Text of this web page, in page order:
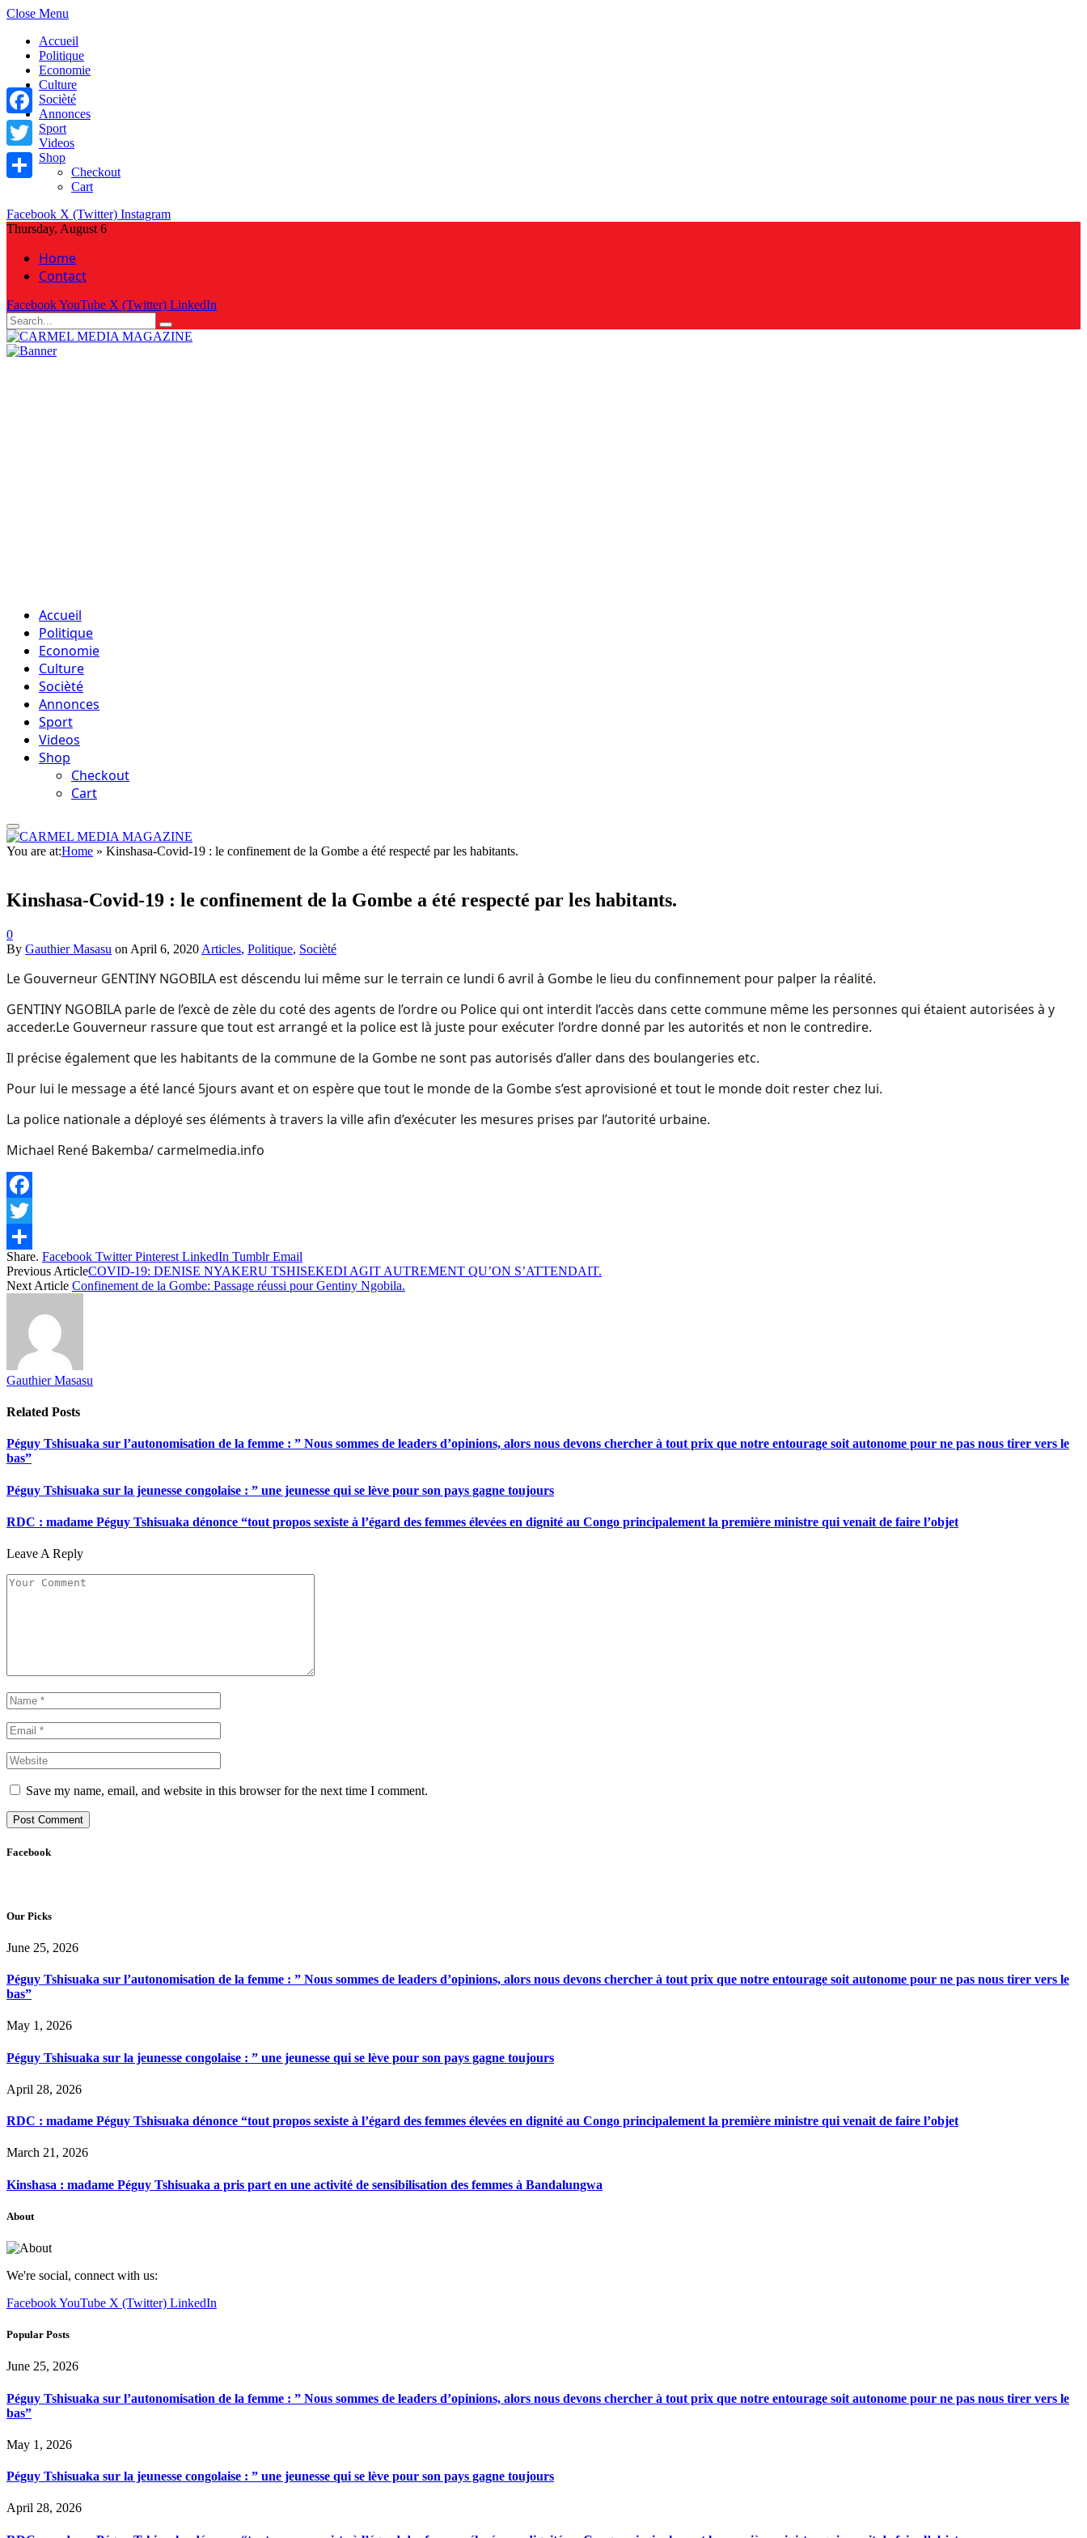
Close Menu
Accueil
Politique
Economie
Culture
Socièté
Annonces
Sport
Videos
Shop
Checkout
Cart
Facebook X (Twitter) Instagram
Thursday, August 6
Home
Contact
FacebookYouTube X (Twitter) LinkedIn
Accueil
Politique
Economie
Culture
Socièté
Annonces
Sport
Videos
Shop
Checkout
Cart
You are at:Home » Kinshasa-Covid-19 : le confinement de la Gombe a été respecté par les habitants.
Kinshasa-Covid-19 : le confinement de la Gombe a été respecté par les habitants.
0
By Gauthier Masasu on April 6, 2020 Articles, Politique, Socièté
Le Gouverneur GENTINY NGOBILA est déscendu lui même sur le terrain ce lundi 6 avril à Gombe le lieu du confinnement pour palper la réalité.
GENTINY NGOBILA parle de l’excè de zèle du coté des agents de l’ordre ou Police qui ont interdit l’accès dans cette commune même les personnes qui étaient autorisées à y
acceder.Le Gouverneur rassure que tout est arrangé et la police est là juste pour exécuter l’ordre donné par les autorités et non le contredire.
Il précise également que les habitants de la commune de la Gombe ne sont pas autorisés d’aller dans des boulangeries etc.
Pour lui le message a été lancé 5jours avant et on espère que tout le monde de la Gombe s’est aprovisioné et tout le monde doit rester chez lui.
La police nationale a déployé ses éléments à travers la ville afin d’exécuter les mesures prises par l’autorité urbaine.
Michael René Bakemba/ carmelmedia.info
Facebook
Twitter
Share
Share. Facebook Twitter Pinterest LinkedIn Tumblr Email
Previous ArticleCOVID-19: DENISE NYAKERU TSHISEKEDI AGIT AUTREMENT QU’ON S’ATTENDAIT.
Next Article Confinement de la Gombe: Passage réussi pour Gentiny Ngobila.
Gauthier Masasu
Related Posts
Péguy Tshisuaka sur l’autonomisation de la femme : ” Nous sommes de leaders d’opinions, alors nous devons chercher à tout prix que notre entourage soit autonome pour ne pas nous tirer vers le
bas”
Péguy Tshisuaka sur la jeunesse congolaise : ” une jeunesse qui se lève pour son pays gagne toujours
RDC : madame Péguy Tshisuaka dénonce “tout propos sexiste à l’égard des femmes élevées en dignité au Congo principalement la première ministre qui venait de faire l’objet
Leave A Reply
Save my name, email, and website in this browser for the next time I comment.
Facebook
Our Picks
June 25, 2026
Péguy Tshisuaka sur l’autonomisation de la femme : ” Nous sommes de leaders d’opinions, alors nous devons chercher à tout prix que notre entourage soit autonome pour ne pas nous tirer vers le
bas”
May 1, 2026
Péguy Tshisuaka sur la jeunesse congolaise : ” une jeunesse qui se lève pour son pays gagne toujours
April 28, 2026
RDC : madame Péguy Tshisuaka dénonce “tout propos sexiste à l’égard des femmes élevées en dignité au Congo principalement la première ministre qui venait de faire l’objet
March 21, 2026
Kinshasa : madame Péguy Tshisuaka a pris part en une activité de sensibilisation des femmes à Bandalungwa
About
We're social, connect with us:
FacebookYouTube X (Twitter) LinkedIn
Popular Posts
June 25, 2026
Péguy Tshisuaka sur l’autonomisation de la femme : ” Nous sommes de leaders d’opinions, alors nous devons chercher à tout prix que notre entourage soit autonome pour ne pas nous tirer vers le
bas”
May 1, 2026
Péguy Tshisuaka sur la jeunesse congolaise : ” une jeunesse qui se lève pour son pays gagne toujours
April 28, 2026
Facebook
Twitter